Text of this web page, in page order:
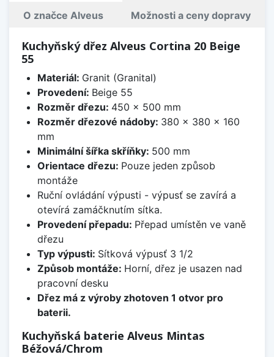
O značce Alveus Možnosti a ceny dopravy
Kuchyňský dřez Alveus Cortina 20 Beige
55
Materiál: Granit (Granital)
Provedení: Beige 55
Rozměr dřezu: 450 x 500 mm
Rozměr dřezové nádoby: 380 x 380 x 160
mm
Minimální šířka skříňky: 500 mm
Orientace dřezu: Pouze jeden způsob
montáže
Ruční ovládání výpusti - výpusť se zavírá a
otevírá zamáčknutím sítka.
Provedení přepadu: Přepad umístěn ve vaně
dřezu
Typ výpusti: Sítková výpusť 3 1/2
Způsob montáže: Horní, dřez je usazen nad
pracovní desku
Dřez má z výroby zhotoven 1 otvor pro
baterii.
Kuchyňská baterie Alveus Mintas
Béžová/Chrom